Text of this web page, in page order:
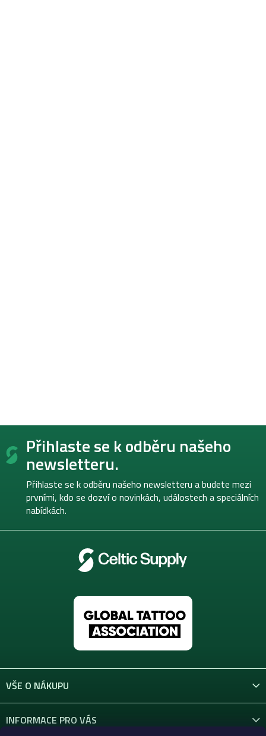
Z
Přihlaste se k odběru našeho
newsletteru.
Přihlaste se k odběru našeho newsletteru a budete mezi
prvními, kdo se dozví o novinkách, událostech a speciálních
nabídkách.
VŠE O NÁKUPU
INFORMACE PRO VÁS